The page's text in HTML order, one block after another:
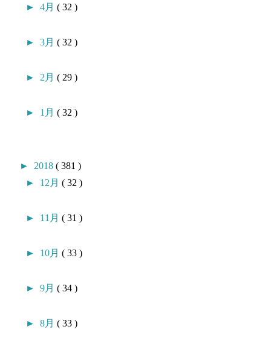
►4月( 32 )
►3月( 32 )
► 2月( 29 )
► 1月( 32 )
► 2018( 381 )
► 12月( 32 )
► 11月( 31 )
► 10月( 33 )
►9月( 34 )
►8月( 33 )